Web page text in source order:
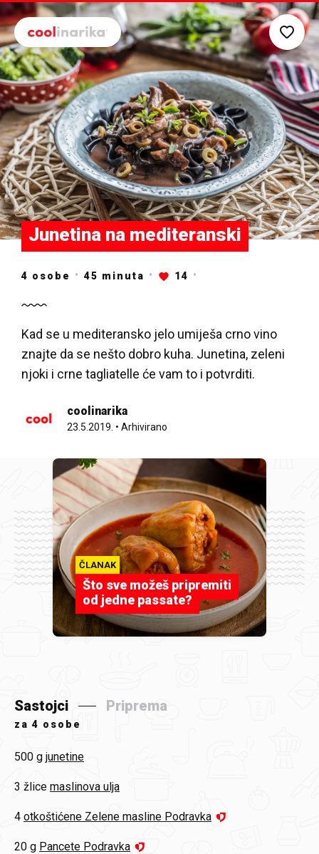
Preskoči na glavni sadržaj
Junetina na mediteranski
4 osobe 45 minuta 14
Kad se u mediteransko jelo umiješa crno vino
znajte da se nešto dobro kuha. Junetina, zeleni
njoki i crne tagliatelle će vam to i potvrditi.
coolinarika
23.5.2019. • Arhivirano
ČLANAK
Što sve možeš pripremiti
od jedne passate?
Sastojci Priprema
za 4 osobe
500 g junetine
3 žlice maslinova ulja
4 otkoštićene Zelene masline Podravka
20 g Pancete Podravka